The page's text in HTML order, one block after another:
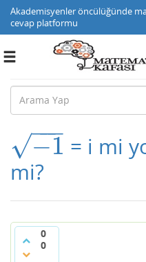
Akademisyenler öncülüğünde
cevap platformu
Toggle
−1
−−
−
√
−1 = i mi
mi?
0
0